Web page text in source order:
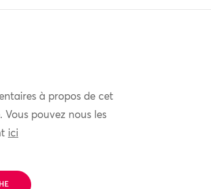
à propos de cet
pouvez nous les
ici